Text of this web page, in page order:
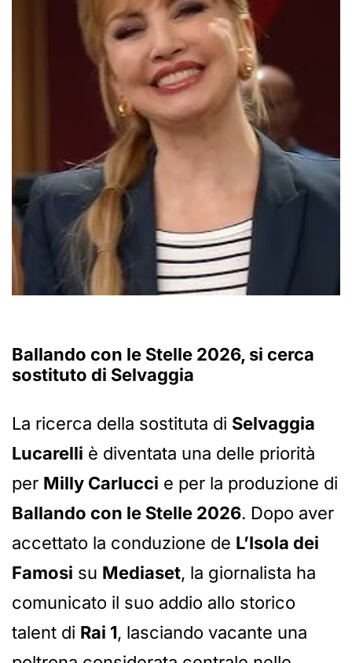
Ballando con le Stelle 2026, si cerca
sostituto di Selvaggia
La ricerca della sostituta di Selvaggia
Lucarelli è diventata una delle priorità
per Milly Carlucci e per la produzione di
Ballando con le Stelle 2026. Dopo aver
accettato la conduzione de L’Isola dei
Famosi su Mediaset, la giornalista ha
comunicato il suo addio allo storico
talent di Rai 1, lasciando vacante una